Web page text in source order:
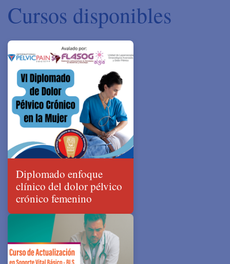
Cursos disponibles
Diplomado enfoque
clínico del dolor pélvico
crónico femenino